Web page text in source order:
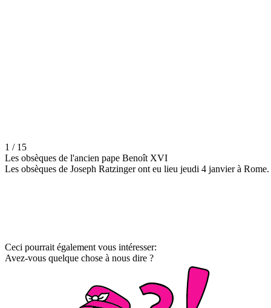
1 / 15
Les obsèques de l'ancien pape Benoît XVI
Les obsèques de Joseph Ratzinger ont eu lieu jeudi 4 janvier à Rome.
Ceci pourrait également vous intéresser:
Avez-vous quelque chose à nous dire ?